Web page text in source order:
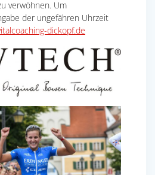
verwöhnen. Um
der ungefähren Uhrzeit
dickopf.de